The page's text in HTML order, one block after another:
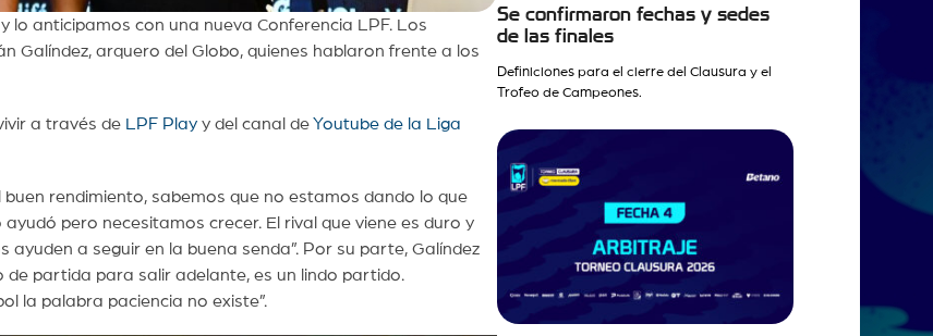
lo anticipamos con una nueva Conferencia LPF. Los
Galíndez, arquero del Globo, quienes hablaron frente a los
a través de LPF Play y del canal deYoutube de la Liga
rendimiento, sabemos que no estamos dando lo que
pero necesitamos crecer. El rival que viene es duro y
a seguir en la buena senda”. Por su parte, Galíndez
partida para salir adelante, es un lindo partido.
la palabra paciencia no existe”.
Se confirmaron fechas y sedes
de las finales
Definiciones para el cierre del Clausura y el
Trofeo de Campeones.